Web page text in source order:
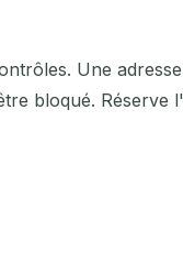
Une
bloqué. Réserve